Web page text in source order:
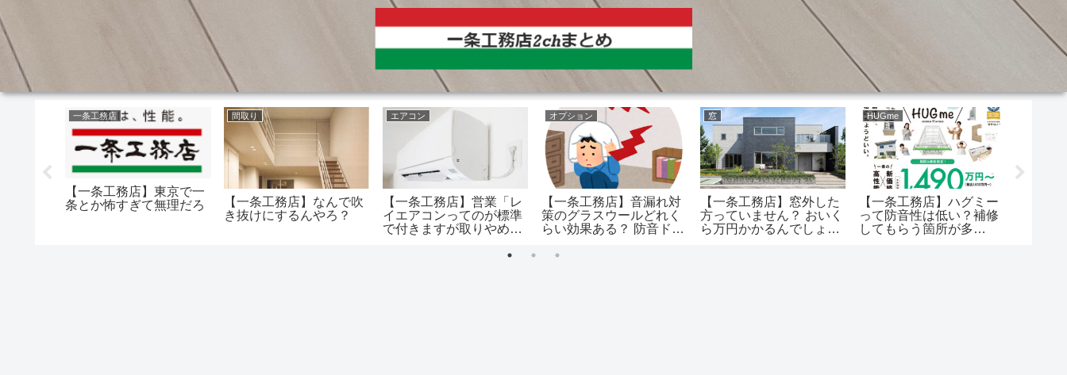
一条工務店
【一条工務店】東京で一
条とか怖すぎて無理だろ
間取り
【一条工務店】なんで吹
き抜けにするんやろ？
エアコン
【一条工務店】営業「レ
イエアコンってのが標準
で付きますが取りやめす
オプション
【一条工務店】音漏れ対
策のグラスウールどれく
らい効果ある？ 防音ドア
窓
【一条工務店】窓外した
方っていません？ おいく
ら万円かかるんでしょう
HUGme
【一条工務店】ハグミー
って防音性は低い？補修
してもらう箇所が多